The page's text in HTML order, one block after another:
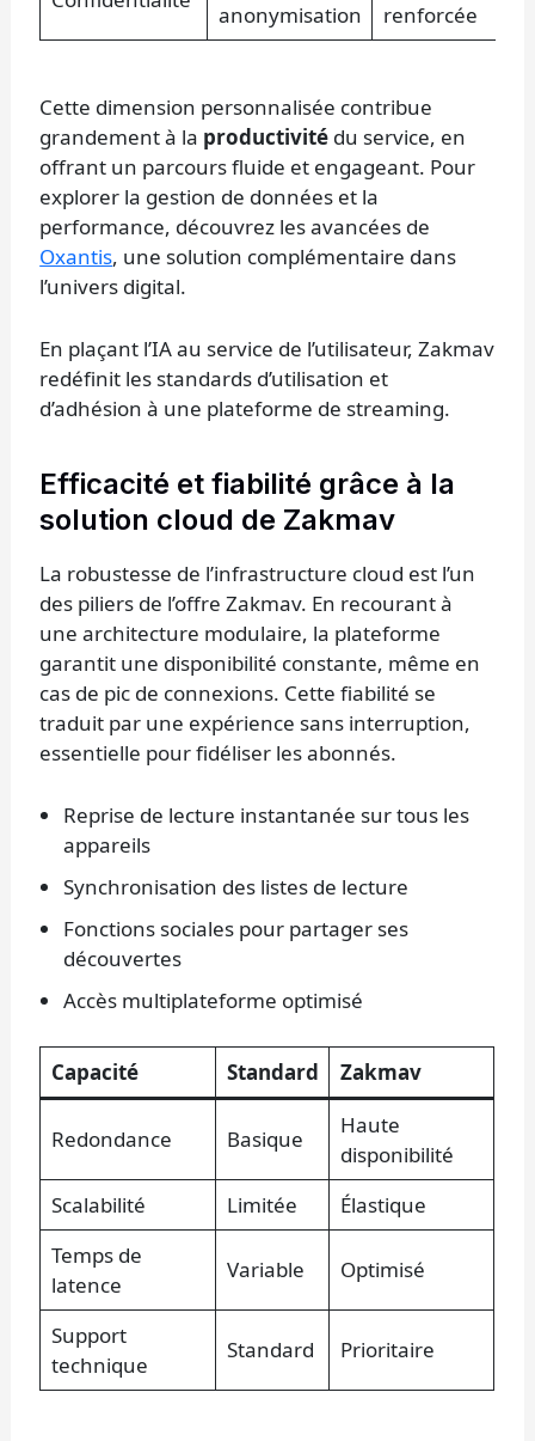
anonymisation renforcée
Cette dimension personnalisée contribue
grandement à la productivité du service, en
offrant un parcours fluide et engageant. Pour
explorer la gestion de données et la
performance, découvrez les avancées de
Oxantis, une solution complémentaire dans
l’univers digital.
En plaçant l’IA au service de l’utilisateur, Zakmav
redéfinit les standards d’utilisation et
d’adhésion à une plateforme de streaming.
Efficacité et fiabilité grâce à la
solution cloud de Zakmav
La robustesse de l’infrastructure cloud est l’un
des piliers de l’offre Zakmav. En recourant à
une architecture modulaire, la plateforme
garantit une disponibilité constante, même en
cas de pic de connexions. Cette fiabilité se
traduit par une expérience sans interruption,
essentielle pour fidéliser les abonnés.
Reprise de lecture instantanée sur tous les
appareils
Synchronisation des listes de lecture
Fonctions sociales pour partager ses
découvertes
Accès multiplateforme optimisé
Capacité Standard Zakmav
Redondance Basique
Haute
disponibilité
Scalabilité
Limitée
Élastique
Temps de
latence
Variable Optimisé
Support
technique
Standard Prioritaire